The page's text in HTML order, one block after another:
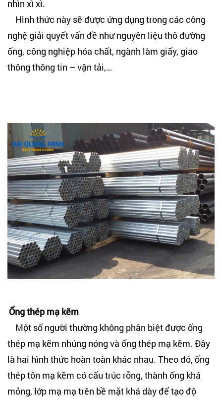
nhìn xì xì.
Hình thức này sẽ được ứng dụng trong các công
nghệ giải quyết vấn đề như nguyên liệu thô đường
ống, công nghiệp hóa chất, ngành làm giấy, giao
thông thông tin – vận tải,…
Ống thép mạ kẽm
Một số người thường không phân biệt được ống
thép mạ kẽm nhúng nóng và ống thép mạ kẽm. Đây
là hai hình thức hoàn toàn khác nhau. Theo đó, ống
thép tôn mạ kẽm có cấu trúc rỗng, thành ống khá
mỏng, lớp mạ mạ trên bề mặt khá dày để tạo độ